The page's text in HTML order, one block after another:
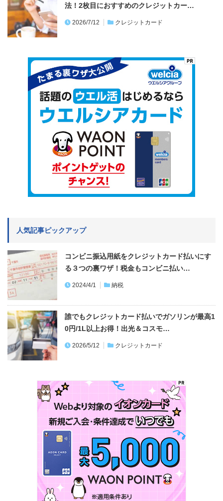
法！2枚目におすすめのクレジットカー…
2026/7/12 クレジットカード
人気記事ピックアップ
コンビニ振込用紙をクレジットカード払いにす
る３つの裏ワザ！税金もコンビニ払い…
2024/4/1 納税
誰でもクレジットカード払いでガソリンが最高1
0円/1L以上お得！出光＆コスモ…
2026/5/12 クレジットカード